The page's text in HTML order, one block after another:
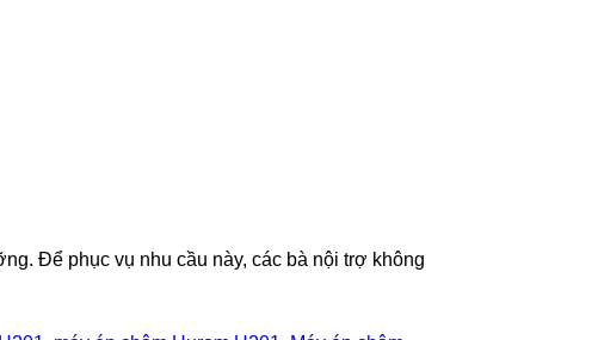
Để phục vụ nhu cầu này, các bà nội trợ không